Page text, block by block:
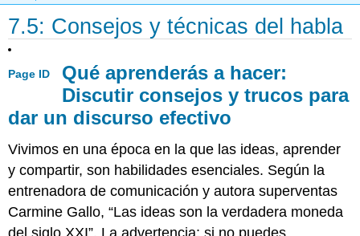
7.5: Consejos y técnicas del habla
Page ID
Qué aprenderás a hacer:
Discutir consejos y trucos para
dar un discurso efectivo
Vivimos en una época en la que las ideas, aprender
y compartir, son habilidades esenciales. Según la
entrenadora de comunicación y autora superventas
Carmine Gallo, “Las ideas son la verdadera moneda